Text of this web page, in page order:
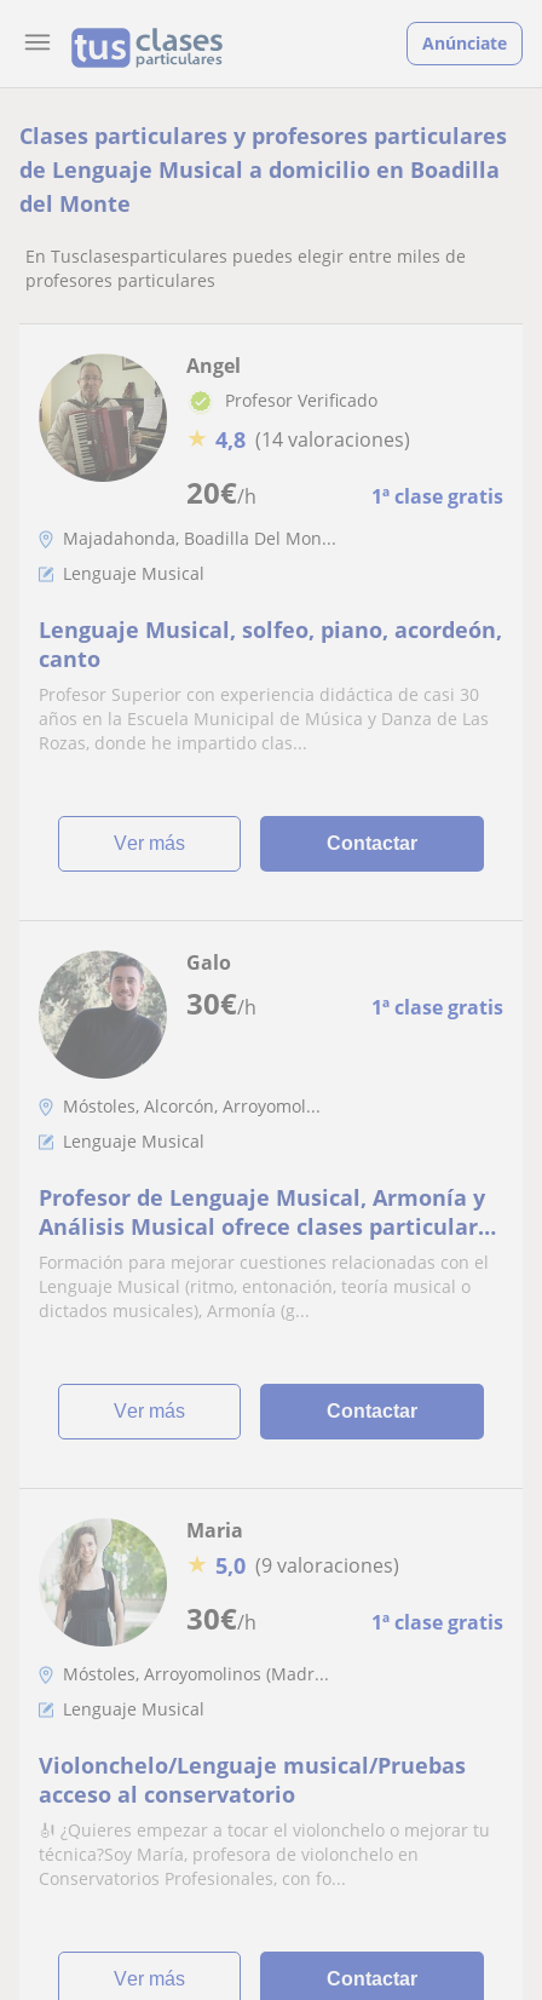
Anúnciate
Clases particulares y profesores particulares
de Lenguaje Musical a domicilio en Boadilla
del Monte
En Tusclasesparticulares puedes elegir entre miles de
profesores particulares
20€/h 1ª clase gratis
Angel
Profesor Verificado
★ 4,8 (14 valoraciones)
Majadahonda, Boadilla Del Mon...
Lenguaje Musical
Lenguaje Musical, solfeo, piano, acordeón,
canto
Profesor Superior con experiencia didáctica de casi 30
años en la Escuela Municipal de Música y Danza de Las
Rozas, donde he impartido clas...
ver más Contactar
30€/h 1ª clase gratis
Galo
Móstoles, Alcorcón, Arroyomol...
Lenguaje Musical
Profesor de Lenguaje Musical, Armonía y
Análisis Musical ofrece clases particulares
a domicilio y online. Formación Superior
de piano y pedagogía y Máster de Pianista
Repertorista
Formación para mejorar cuestiones relacionadas con el
Lenguaje Musical (ritmo, entonación, teoría musical o
dictados musicales), Armonía (g...
ver más Contactar
30€/h 1ª clase gratis
Maria
★ 5,0 (9 valoraciones)
Móstoles, Arroyomolinos (Madr...
Lenguaje Musical
Violonchelo/Lenguaje musical/Pruebas
acceso al conservatorio
🎻 ¿Quieres empezar a tocar el violonchelo o mejorar tu
técnica?Soy María, profesora de violonchelo en
Conservatorios Profesionales, con fo...
ver más Contactar